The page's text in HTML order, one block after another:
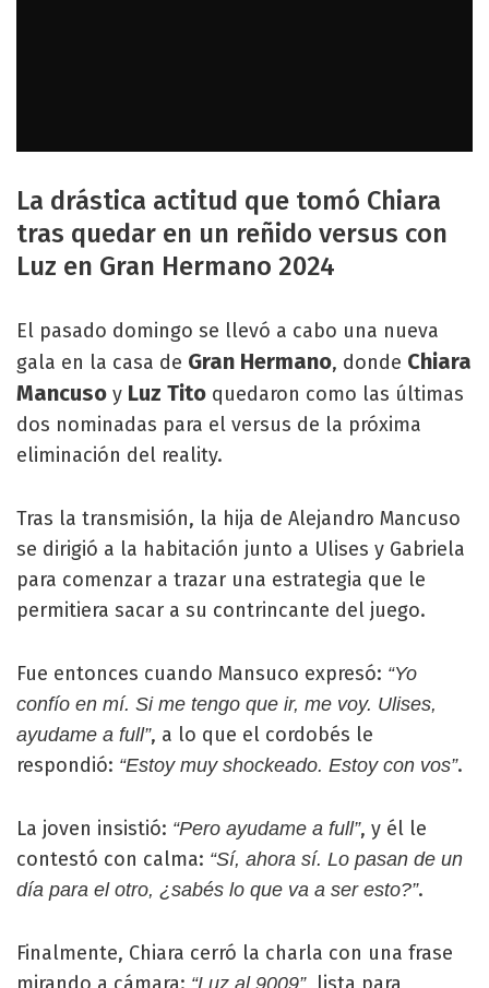
La drástica actitud que tomó Chiara
tras quedar en un reñido versus con
Luz en Gran Hermano 2024
El pasado domingo se llevó a cabo una nueva
gala en la casa de Gran Hermano, donde Chiara
Mancuso y Luz Tito quedaron como las últimas
dos nominadas para el versus de la próxima
eliminación del reality.
Tras la transmisión, la hija de Alejandro Mancuso
se dirigió a la habitación junto a Ulises y Gabriela
para comenzar a trazar una estrategia que le
permitiera sacar a su contrincante del juego.
Fue entonces cuando Mansuco expresó: “Yo
confío en mí. Si me tengo que ir, me voy. Ulises,
ayudame a full”, a lo que el cordobés le
respondió: “Estoy muy shockeado. Estoy con vos”.
La joven insistió: “Pero ayudame a full”, y él le
contestó con calma: “Sí, ahora sí. Lo pasan de un
día para el otro, ¿sabés lo que va a ser esto?”.
Finalmente, Chiara cerró la charla con una frase
“Luz al 9009”,